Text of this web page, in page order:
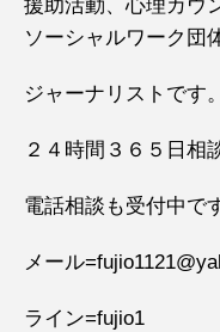
援助活動、心理カウ
ソーシャルワーク団
ジャーナリストです。
２４時間３６５日相
電話相談も受付中で
メール
ライン=fujio1